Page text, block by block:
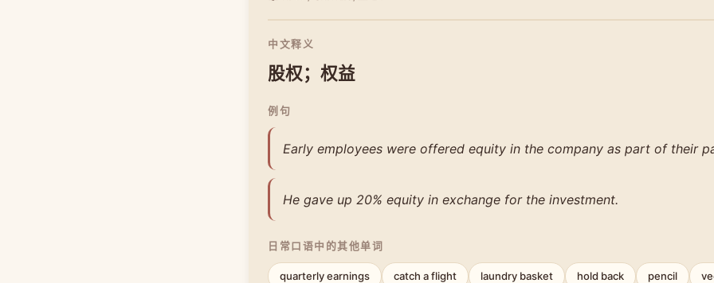
中文释义
股权；权益
例句
Early employees were offered equity in the company as part of their
He gave up 20% equity in exchange for the investment.
日常口语中的其他单词
quarterly earnings catch a flight laundry basket hold back pencil